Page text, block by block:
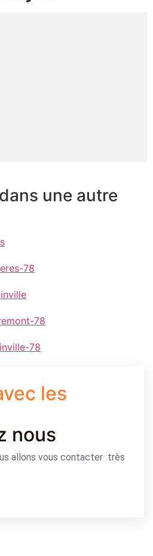
une autre
78
78
78
les
nous
allons vous contacter très